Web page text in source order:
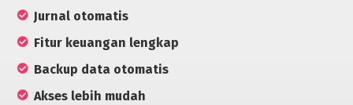
Jurnal otomatis
Fitur keuangan lengkap
Backup data otomatis
Akses lebih mudah